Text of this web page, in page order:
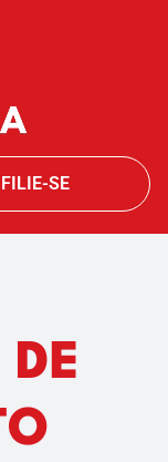
FILIE-SE